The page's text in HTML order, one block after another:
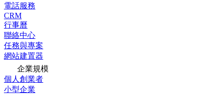
電話服務
CRM
行事曆
聯絡中心
任務與專案
網站建置器
企業規模
個人創業者
小型企業